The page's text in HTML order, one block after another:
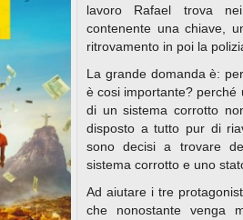
lavoro Rafael trova
contenente una chiave,
ritrovamento in poi la
La grande domanda è:
è cosi importante? perché
di un sistema corrotto
disposto a tutto pur di
sono decisi a trovare
sistema corrotto e uno
Ad aiutare i tre
che nonostante venga